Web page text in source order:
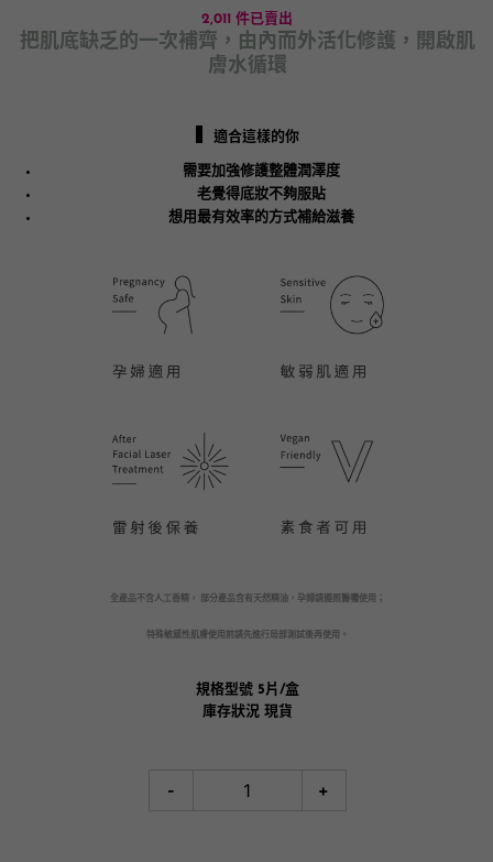
2,011 件已賣出
把肌底缺乏的一次補齊，由內而外活化修護，開啟肌
膚水循環
適合這樣的你
需要加強修護整體潤澤度
老覺得底妝不夠服貼
想用最有效率的方式補給滋養
全產品不含人工香精， 部分產品含有天然精油，孕婦請遵照醫囑使用；
特殊敏感性肌膚使用前請先進行局部測試後再使用。
規格型號5片/盒
庫存狀況 現貨
- +